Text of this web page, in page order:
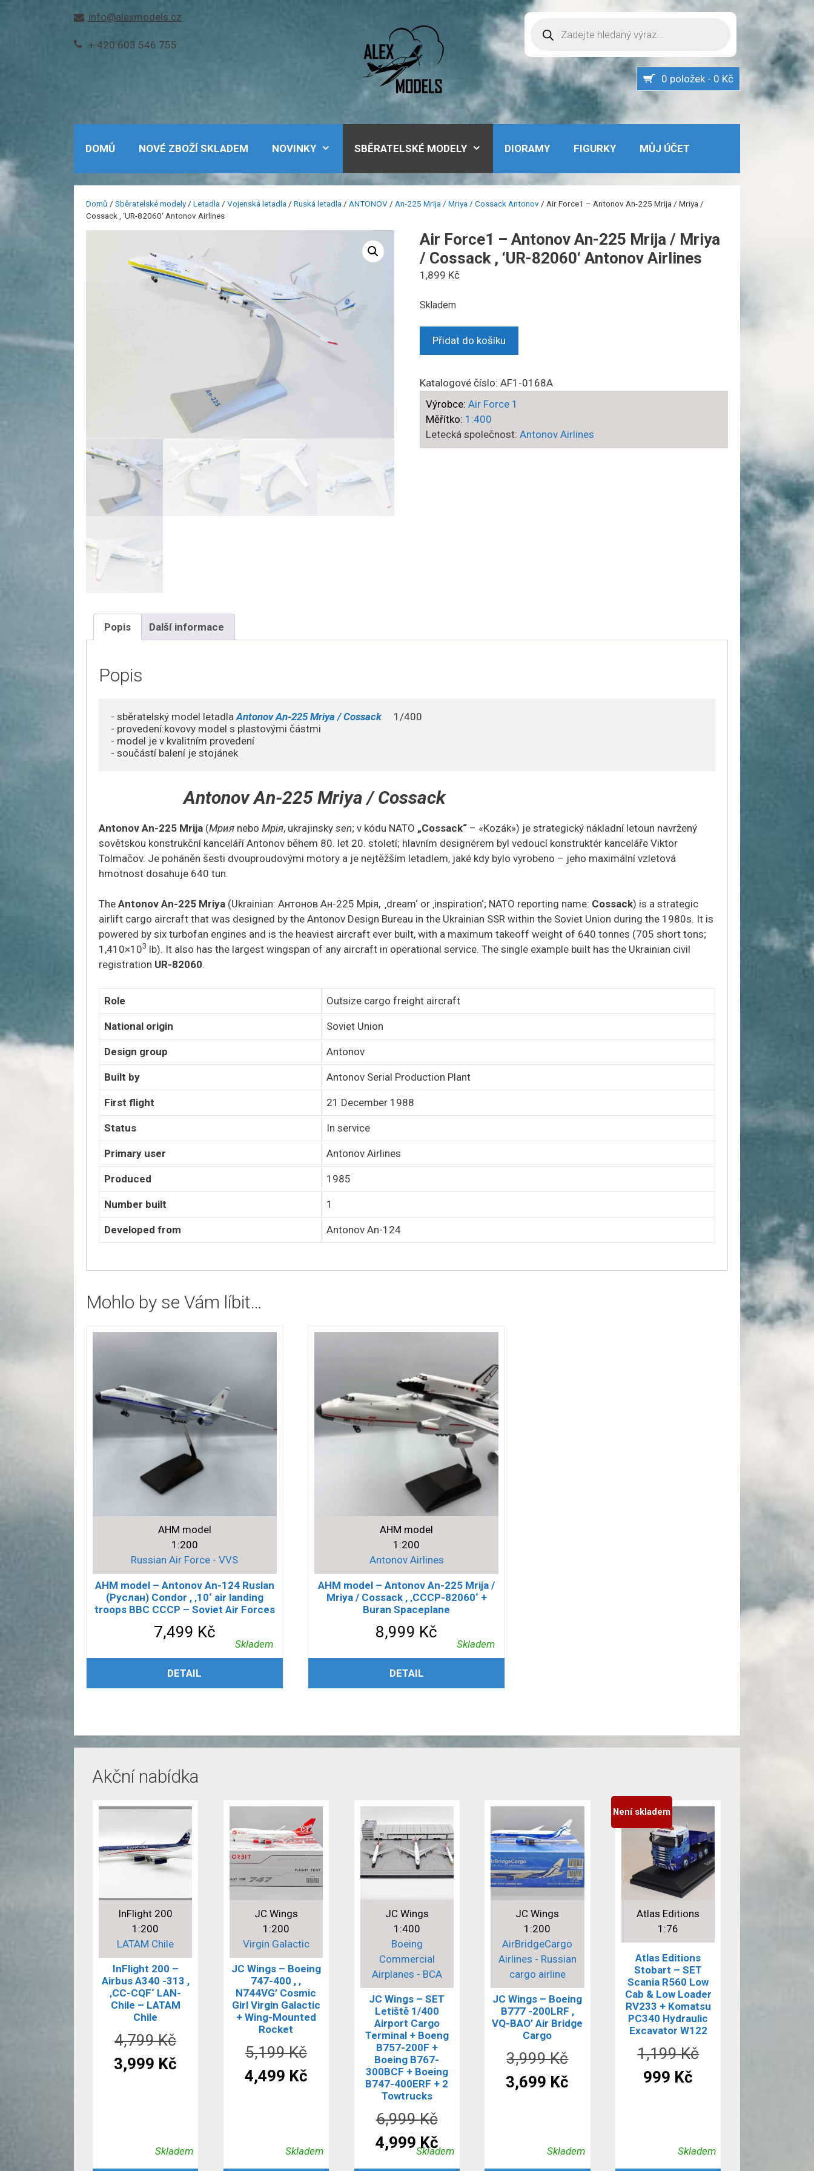
info@alexmodels.cz
+ 420 603 546 755
search
0 položek - 0 Kč
DOMŮ NOVÉ ZBOŽÍ SKLADEM NOVINKY SBĚRATELSKÉ MODELY DIORAMY FIGURKY MŮJ ÚČET
Domů / Sběratelské modely / Letadla / Vojenská letadla / Ruská letadla / ANTONOV / An-225 Mrija / Mriya / Cossack Antonov / Air Force1 – Antonov An-225 Mrija / Mriya /
Cossack , ‘UR-82060‘ Antonov Airlines
Air Force1 – Antonov An-225 Mrija / Mriya
/ Cossack , ‘UR-82060‘ Antonov Airlines
1,899 Kč
Skladem
Force1
Antonov
An-
225
Mrija
Přidat do košíku
Katalogové číslo:AF1-0168A
Výrobce:Air Force 1
Měřítko: 1:400
Letecká společnost:Antonov Airlines
Popis Další informace
Popis
- sběratelský model letadla Antonov An-225 Mriya / Cossack
    1/400
- provedení:kovovy model s plastovými částmi
- model je v kvalitním provedení
- součástí balení je stojánek
Antonov An-225 Mriya / Cossack
Antonov An-225 Mrija (Мрия nebo Мрія, ukrajinsky sen; v kódu NATO „Cossack“ – «Kozák») je strategický nákladní letoun navržený
sovětskou konstrukční kanceláří Antonov během 80. let 20. století; hlavním designérem byl vedoucí konstruktér kanceláře Viktor
Tolmačov. Je poháněn šesti dvouproudovými motory a je nejtěžším letadlem, jaké kdy bylo vyrobeno – jeho maximální vzletová
hmotnost dosahuje 640 tun.
The Antonov An-225 Mriya (Ukrainian: Антонов Ан-225 Мрія, ‚dream‘ or ‚inspiration‘; NATO reporting name: Cossack) is a strategic
airlift cargo aircraft that was designed by the Antonov Design Bureau in the Ukrainian SSR within the Soviet Union during the 1980s. It is
powered by six turbofan engines and is the heaviest aircraft ever built, with a maximum takeoff weight of 640 tonnes (705 short tons;
1,410×103 lb). It also has the largest wingspan of any aircraft in operational service. The single example built has the Ukrainian civil
registration UR-82060.
Role Outsize cargo freight aircraft
National origin Soviet Union
Design group Antonov
Built by Antonov Serial Production Plant
First flight 21 December 1988
Status In service
Primary user Antonov Airlines
Produced 1985
Number built 1
Developed from Antonov An-124
Mohlo by se Vám líbit…
AHM model
1:200
Russian Air Force - VVS
AHM model – Antonov An-124 Ruslan
(Руслан) Condor , ‚10‘ air landing
troops ВВС СССР – Soviet Air Forces
7,499 Kč
Skladem
PŘIDAT DO KOŠÍKU
DETAIL
AHM model
1:200
Antonov Airlines
AHM model – Antonov An-225 Mrija /
Mriya / Cossack , ‚СССР-82060‘ +
Buran Spaceplane
8,999 Kč
Skladem
PŘIDAT DO KOŠÍKU
DETAIL
Akční nabídka
InFlight 200
1:200
LATAM Chile
InFlight 200 –
Airbus A340 -313 ,
‚CC-CQF‘ LAN-
Chile – LATAM
Chile
4,799KčPůvodní
cena
3,999 Kč
Skladem
JC Wings
1:200
Virgin Galactic
JC Wings – Boeing
747-400 , ‚
N744VG’ Cosmic
Girl Virgin Galactic
+ Wing-Mounted
Rocket
5,199KčPůvodní
cena
4,499 KčAktuální
4,499 Kč.
Skladem
JC Wings
1:400
Boeing
Commercial
Airplanes - BCA
JC Wings – SET
Letiště 1/400
Airport Cargo
Terminal + Boeng
B757-200F +
Boeing B767-
300BCF + Boeing
B747-400ERF + 2
Towtrucks
6,999KčPůvodní
cena
byla:
4,999 KčAktuální
cena
Skladem
JC Wings
1:200
AirBridgeCargo
Airlines - Russian
cargo airline
JC Wings – Boeing
B777 -200LRF ,
VQ-BAO’ Air Bridge
Cargo
3,999KčPůvodní
cena
3,699 Kč
3,699 Kč.
Skladem
Není skladem
Atlas Editions
1:76
Atlas Editions
Stobart – SET
Scania R560 Low
Cab & Low Loader
RV233 + Komatsu
PC340 Hydraulic
Excavator W122
1,199KčPůvodní
999 Kč
999 Kč.
Skladem